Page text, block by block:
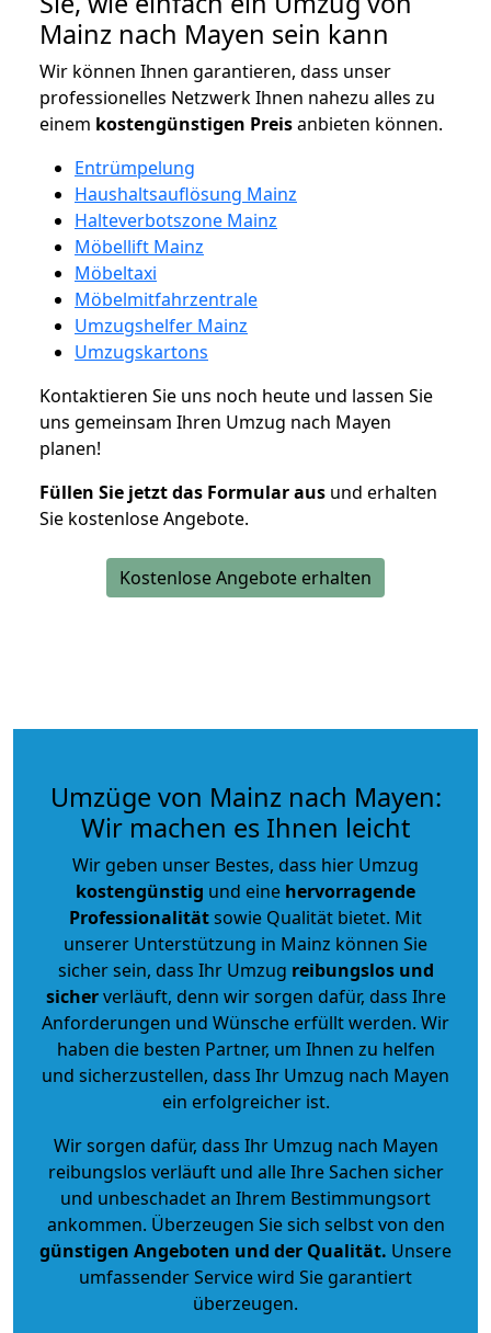
Mainz nach Mayen sein kann
Wir können Ihnen garantieren, dass unser
professionelles Netzwerk Ihnen nahezu alles zu
einem kostengünstigen Preisanbieten können.
Entrümpelung
Haushaltsauflösung Mainz
Halteverbotszone Mainz
Möbellift Mainz
Möbeltaxi
Möbelmitfahrzentrale
Umzugshelfer Mainz
Umzugskartons
Kontaktieren Sie uns noch heute und lassen Sie
uns gemeinsam Ihren Umzug nach Mayen
planen!
Füllen Sie jetzt das Formular aus und erhalten
Sie kostenlose Angebote.
Kostenlose Angebote erhalten
Umzüge von Mainz nach Mayen:
Wir machen es Ihnen leicht
Wir geben unser Bestes, dass hier Umzug
kostengünstig und eine hervorragende
Professionalitätsowie Qualität bietet. Mit
unserer Unterstützung in Mainz können Sie
sicher sein, dass Ihr Umzug reibungslos und
sicherverläuft, denn wir sorgen dafür, dass Ihre
Anforderungen und Wünsche erfüllt werden. Wir
haben die besten Partner, um Ihnen zu helfen
und sicherzustellen, dass Ihr Umzug nach Mayen
ein erfolgreicher ist.
Wir sorgen dafür, dass Ihr Umzug nach Mayen
reibungslos verläuft und alle Ihre Sachen sicher
und unbeschadet an Ihrem Bestimmungsort
ankommen. Überzeugen Sie sich selbst von den
günstigen Angeboten und der Qualität. Unsere
umfassender Service wird Sie garantiert
überzeugen.